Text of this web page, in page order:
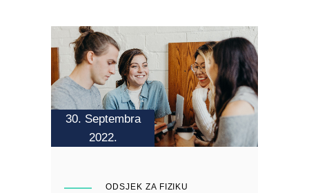
30. Septembra
2022.
ODSJEK ZA FIZIKU